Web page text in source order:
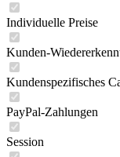
Individuelle Preise
Kunden-
Kundenspezifisches
PayPal-Zahlungen
Session